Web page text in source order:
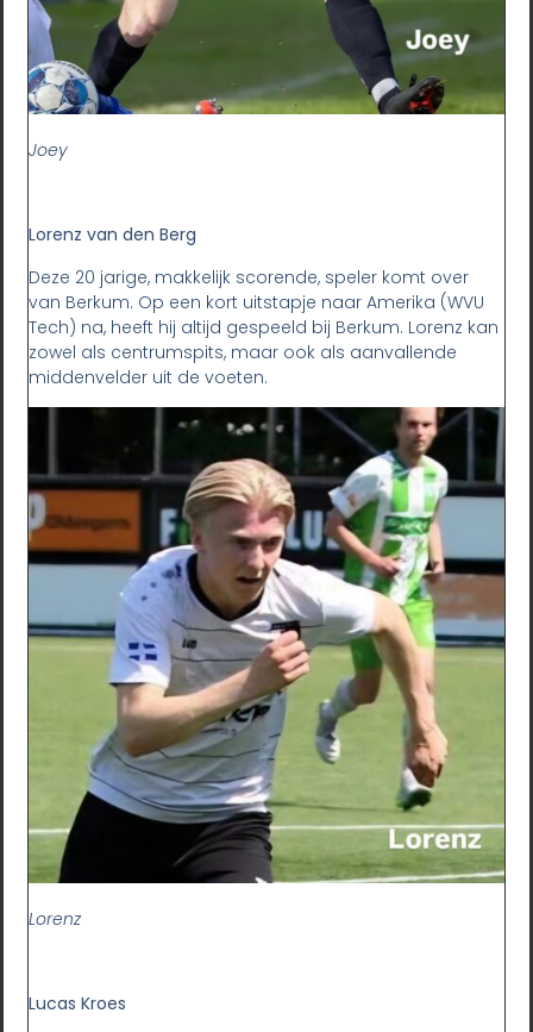
Joey
Lorenz van den Berg
Deze 20 jarige, makkelijk scorende, speler komt over
van Berkum. Op een kort uitstapje naar Amerika (WVU
Tech) na, heeft hij altijd gespeeld bij Berkum. Lorenz kan
zowel als centrumspits, maar ook als aanvallende
middenvelder uit de voeten.
Lorenz
Lucas Kroes